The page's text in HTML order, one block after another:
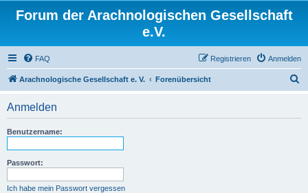
Forum der Arachnologischen Gesellschaft
e.V.
FAQ Anmelden
Registrieren
Arachnologische Gesellschaft e. V. Forenübersicht
Anmelden
Benutzername:
Passwort:
Ich habe mein Passwort vergessen